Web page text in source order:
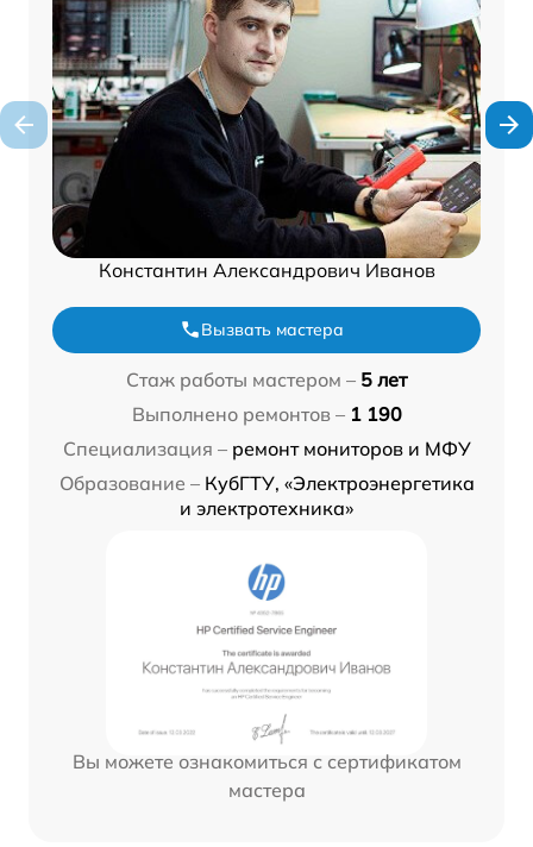
Константин Александрович Иванов
Вызвать мастера
Стаж работы мастером – 5 лет
Выполнено ремонтов – 1 190
Специализация – ремонт мониторов и МФУ
Образование – КубГТУ, «Электроэнергетика
и электротехника»
Вы можете ознакомиться с сертификатом
мастера